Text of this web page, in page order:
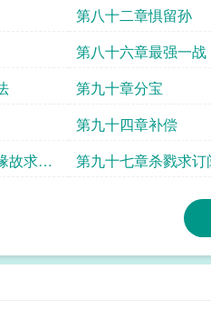
第八十二章惧留孙
第八十六章最强一战
第九十章分宝
第九十四章补偿
故求订
第九十七章杀戮求订